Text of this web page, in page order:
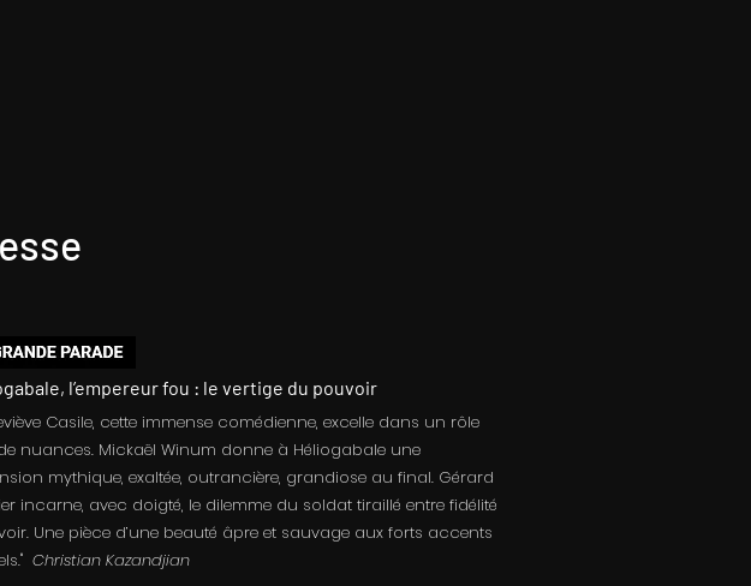
l’empereur fou : le vertige du pouvoir
Casile, cette immense comédienne, excelle dans un rôle
nuances. Mickaël Winum donne à Héliogabale une
mythique, exaltée, outrancière, grandiose au final. Gérard
incarne, avec doigté, le dilemme du soldat tiraillé entre fidélité
Une pièce d’une beauté âpre et sauvage aux forts accents
Christian Kazandjian